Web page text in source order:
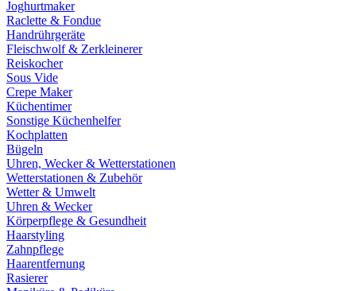
Joghurtmaker
Raclette & Fondue
Handrührgeräte
Fleischwolf & Zerkleinerer
Reiskocher
Sous Vide
Crepe Maker
Küchentimer
Sonstige Küchenhelfer
Kochplatten
Bügeln
Uhren, Wecker & Wetterstationen
Wetterstationen & Zubehör
Wetter & Umwelt
Uhren & Wecker
Körperpflege & Gesundheit
Haarstyling
Zahnpflege
Haarentfernung
Rasierer